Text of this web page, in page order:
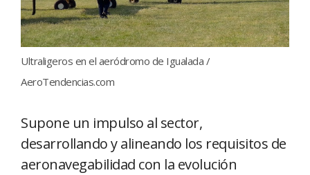
Ultraligeros en el aeródromo de Igualada /
AeroTendencias.com
Supone un impulso al sector,
desarrollando y alineando los requisitos de
aeronavegabilidad con la evolución